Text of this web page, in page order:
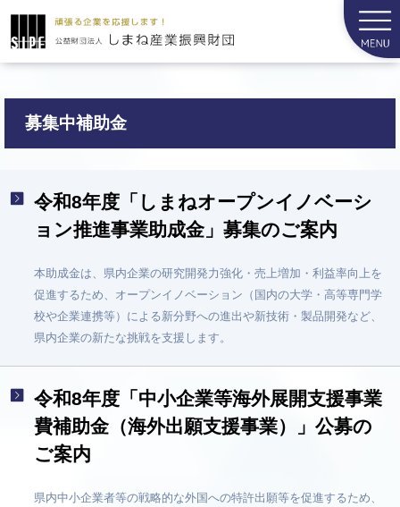
募集中補助金
令和8年度「しまねオープンイノベーシ
ョン推進事業助成金」募集のご案内
本助成金は、県内企業の研究開発力強化・売上増加・利益率向上を
促進するため、オープンイノベーション（国内の大学・高等専門学
校や企業連携等）による新分野への進出や新技術・製品開発など、
県内企業の新たな挑戦を支援します。
令和8年度「中小企業等海外展開支援事業
費補助金（海外出願支援事業）」公募の
ご案内
県内中小企業者等の戦略的な外国への特許出願等を促進するため、